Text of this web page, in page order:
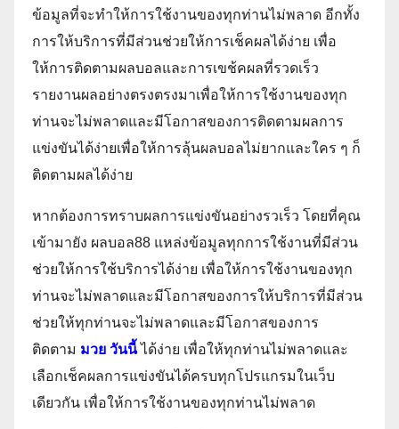
ข้อมูลที่จะทำให้การใช้งานของทุกท่านไม่พลาด อีกทั้ง
การให้บริการที่มีส่วนช่วยให้การเช็คผลได้ง่าย เพื่อ
ให้การติดตามผลบอลและการเขช้คผลที่รวดเร็ว
รายงานผลอย่างตรงตรงมาเพื่อให้การใช้งานของทุก
ท่านจะไม่พลาดและมีโอกาสของการติดตามผลการ
แข่งขันได้ง่ายเพื่อให้การลุ้นผลบอลไม่ยากและใคร ๆ ก็
ติดตามผลได้ง่าย
หากต้องการทราบผลการแข่งขันอย่างรวเร็ว โดยที่คุณ
เข้ามายัง ผลบอล88 แหล่งข้อมูลทุกการใช้งานที่มีส่วน
ช่วยให้การใช้บริการได้ง่าย เพื่อให้การใช้งานของทุก
ท่านจะไม่พลาดและมีโอกาสของการให้บริการที่มีส่วน
ช่วยให้ทุกท่านจะไม่พลาดและมีโอกาสของการ
ติดตาม มวย วันนี้ ได้ง่าย เพื่อให้ทุกท่านไม่พลาดและ
เลือกเช็คผลการแข่งขันได้ครบทุกโปรแกรมในเว็บ
เดียวกัน เพื่อให้การใช้งานของทุกท่านไม่พลาด